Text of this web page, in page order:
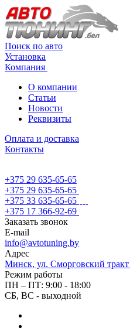
Поиск по авто
Установка
Компания
О компании
Статьи
Новости
Реквизиты
Оплата и доставка
Контакты
+375 29 635-65-65
+375 29 635-65-65
+375 33 635-65-65
+375 17 366-92-69
Заказать звонок
E-mail
info@avtotuning.by
Адрес
Минск, ул. Сморговский
Режим работы
ПН – ПТ: 9:00 - 18:00
СБ, ВС - выходной